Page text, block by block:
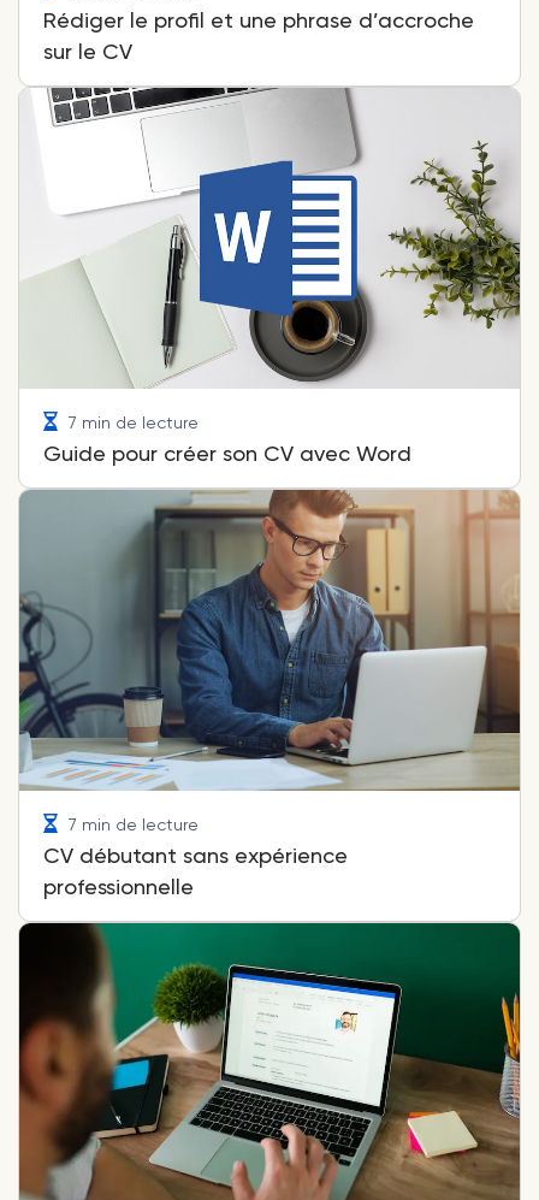
Rédiger le profil et une phrase d’accroche
sur le CV
7 min de lecture
Guide pour créer son CV avec Word
7 min de lecture
CV débutant sans expérience
professionnelle